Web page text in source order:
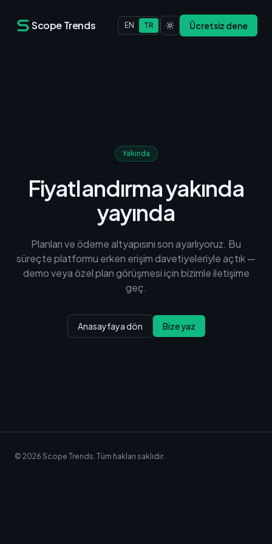
Scope Trends EN TR Ücretsiz dene
Yakında
Fiyatlandırma yakında
yayında
Planları ve ödeme altyapısını son ayarlıyoruz. Bu
süreçte platformu erken erişim davetiyeleriyle açtık —
demo veya özel plan görüşmesi için bizimle iletişime
geç.
Anasayfaya dön Bize yaz
© 2026 Scope Trends. Tüm hakları saklıdır.